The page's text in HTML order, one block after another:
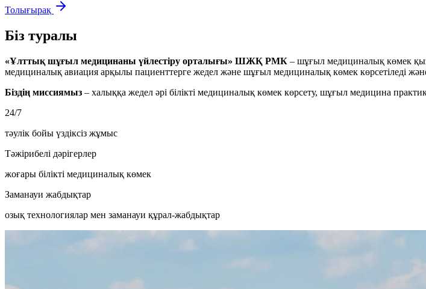
Толығырақ
Біз туралы
«Ұлттық шұғыл медицинаны үйлестіру орталығы» ШЖҚ РМК – шұғыл медициналық көмек
медициналық авиация арқылы пациенттерге жедел және шұғыл медициналық көмек көрсетіледі
Біздің миссиямыз – халыққа жедел әрі білікті медициналық көмек көрсету, шұғыл медицина
24/7
тәулік бойы үздіксіз жұмыс
Тәжірибелі дәрігерлер
жоғары білікті медициналық көмек
Заманауи жабдықтар
озық технологиялар мен заманауи құрал-жабдықтар